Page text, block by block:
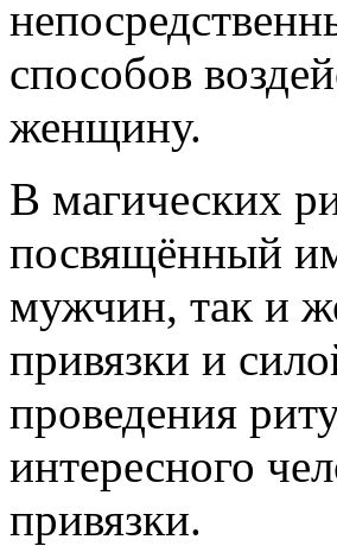
способов
женщину.
В магических
посвящённый
мужчин, так и
привязки и
проведения
интересного
привязки.